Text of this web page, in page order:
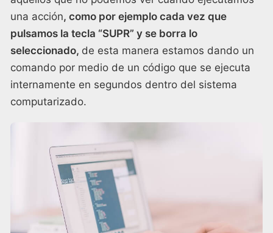
una acción, como por ejemplo cada vez que
pulsamos la tecla “SUPR” y se borra lo
seleccionado, de esta manera estamos dando un
comando por medio de un código que se ejecuta
internamente en segundos dentro del sistema
computarizado.